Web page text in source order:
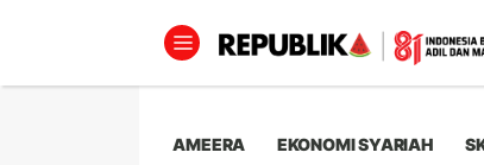
AMEERA EKONOMI SYARIAH